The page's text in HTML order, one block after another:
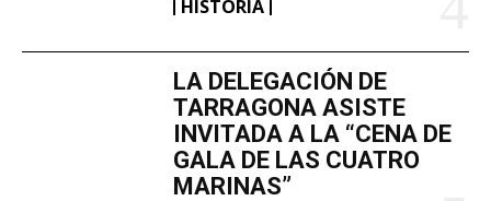
HISTORIA
LA DELEGACIÓN DE
TARRAGONA ASISTE
INVITADA A LA “CENA DE
GALA DE LAS CUATRO
MARINAS”